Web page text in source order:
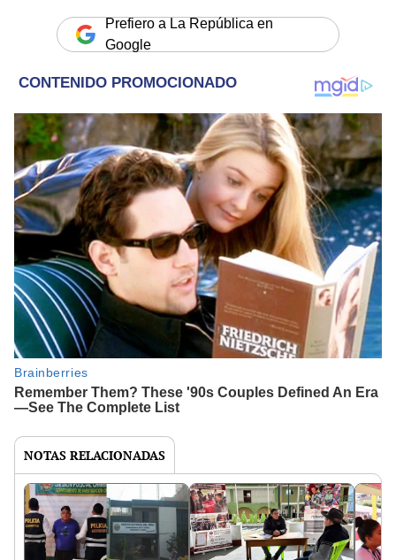
Prefiero a La República en
Google
NOTAS RELACIONADAS